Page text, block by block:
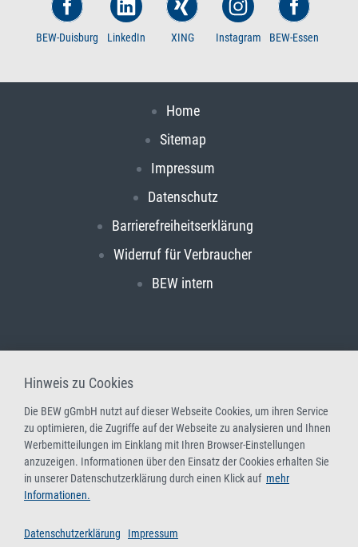
BEW-Duisburg LinkedIn XING Instagram BEW-Essen
Home
Sitemap
Impressum
Datenschutz
Barrierefreiheitserklärung
Widerruf für Verbraucher
BEW intern
Hinweis zu Cookies
Die BEW gGmbH nutzt auf dieser Webseite Cookies, um ihren Service
zu optimieren, die Zugriffe auf der Webseite zu analysieren und Ihnen
Werbemitteilungen im Einklang mit Ihren Browser-Einstellungen
anzuzeigen. Informationen über den Einsatz der Cookies erhalten Sie
in unserer Datenschutzerklärung durch einen Klick auf mehr
Informationen.
Datenschutzerklärung Impressum